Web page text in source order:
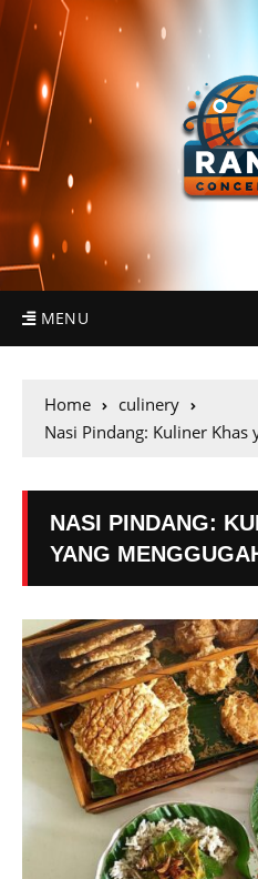
MENU
Home
culinery
Nasi Pindang: Kuliner Khas
NASI PINDANG:
YANG